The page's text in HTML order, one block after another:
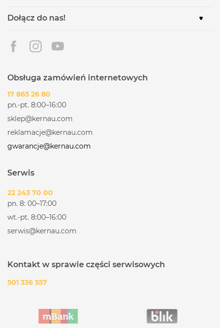
Dołącz do nas!
Obsługa zamówień internetowych
17 865 26 80
pn.-pt. 8:00–16:00
sklep@kernau.com
reklamacje@kernau.com
gwarancje@kernau.com
Serwis
22 243 70 00
pn. 8: 00–17:00
wt.-pt. 8:00–16:00
serwis@kernau.com
Kontakt w sprawie części serwisowych
501 336 557